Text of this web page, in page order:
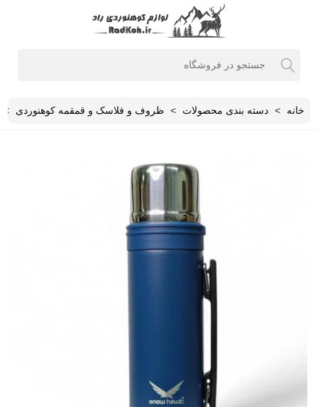
خانه > دسته بندی محصولات > ظروف و فلاسک و قمقمه کوهنوردی >